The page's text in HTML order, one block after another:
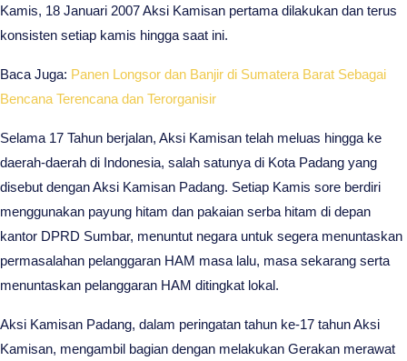
Kamis, 18 Januari 2007 Aksi Kamisan pertama dilakukan dan terus
konsisten setiap kamis hingga saat ini.
Baca Juga: Panen Longsor dan Banjir di Sumatera Barat Sebagai
Bencana Terencana dan Terorganisir
Selama 17 Tahun berjalan, Aksi Kamisan telah meluas hingga ke
daerah-daerah di Indonesia, salah satunya di Kota Padang yang
disebut dengan Aksi Kamisan Padang. Setiap Kamis sore berdiri
menggunakan payung hitam dan pakaian serba hitam di depan
kantor DPRD Sumbar, menuntut negara untuk segera menuntaskan
permasalahan pelanggaran HAM masa lalu, masa sekarang serta
menuntaskan pelanggaran HAM ditingkat lokal.
Aksi Kamisan Padang, dalam peringatan tahun ke-17 tahun Aksi
Kamisan, mengambil bagian dengan melakukan Gerakan merawat